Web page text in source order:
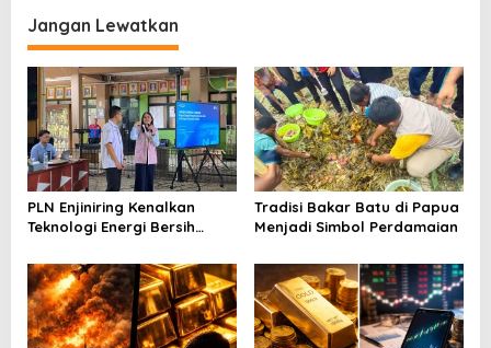
i
p
o
s
Jangan Lewatkan
PLN Enjiniring Kenalkan
Teknologi Energi Bersih
Tradisi Bakar Batu di Papua
Menjadi Simbol Perdamaian